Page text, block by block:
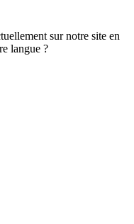
sur notre site en
langue ?